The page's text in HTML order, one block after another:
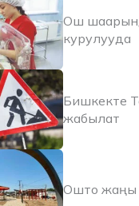
Ош
курулууда
Бишкекте
жабылат
Ошто жаңы